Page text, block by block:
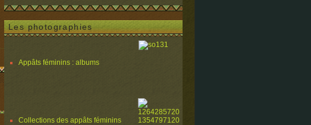
Les photographies
Appâts féminins : albums
Collections des appâts féminins